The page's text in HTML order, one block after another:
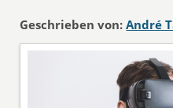
Geschrieben von: André